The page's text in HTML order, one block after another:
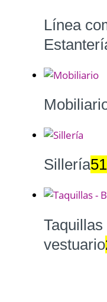
Línea
Sillería
vestuario